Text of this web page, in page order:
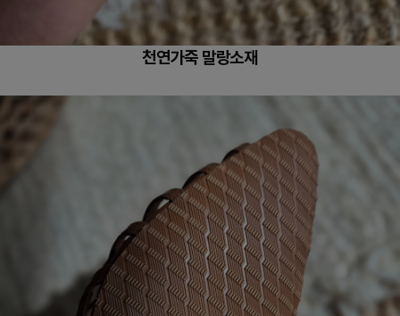
천연가죽 말랑소재